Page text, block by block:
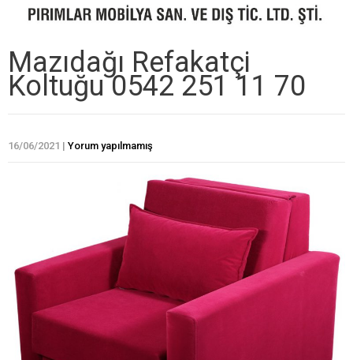
Mazıdağı Refakatçi
Koltuğu 0542 251 11 70
16/06/2021 | Yorum yapılmamış